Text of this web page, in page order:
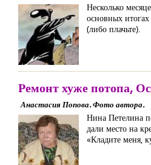
Несколько
основных
(либо плачьте).
Ремонт хуже потопа,
Анастасия Попова. Фото автора.
Нина Петелина
дали место на
«Кладите меня,